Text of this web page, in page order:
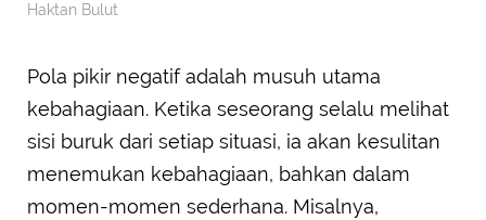
Haktan Bulut
Pola pikir negatif adalah musuh utama
kebahagiaan. Ketika seseorang selalu melihat
sisi buruk dari setiap situasi, ia akan kesulitan
menemukan kebahagiaan, bahkan dalam
momen-momen sederhana. Misalnya,